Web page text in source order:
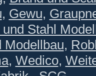
, Gewu,
Stahl
Modellbau,
, Wedico,